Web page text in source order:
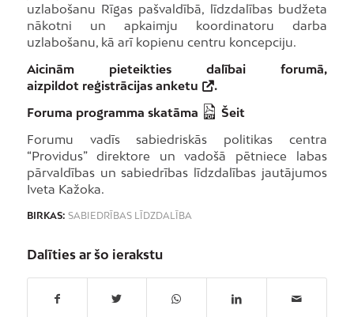
uzlabošanu Rīgas pašvaldībā, līdzdalības budžeta
nākotni un apkaimju koordinatoru darba
uzlabošanu, kā arī kopienu centru koncepciju.
Aicinām pieteikties dalībai forumā,
aizpildot reģistrācijas anketu
.
Foruma programma skatāma
Šeit
Forumu vadīs sabiedriskās politikas centra
“Providus” direktore un vadošā pētniece labas
pārvaldības un sabiedrības līdzdalības jautājumos
Iveta Kažoka.
BIRKAS: SABIEDRĪBAS LĪDZDALĪBA
Dalīties ar šo ierakstu